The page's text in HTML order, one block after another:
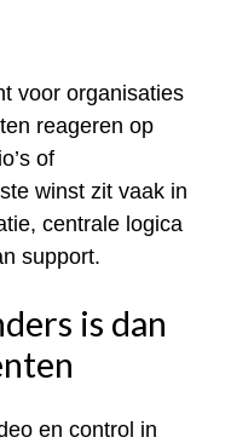
voor organisaties
reageren op
of
winst zit vaak in
centrale logica
support.
is dan
en control in